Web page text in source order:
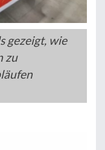
gezeigt, wie
zu